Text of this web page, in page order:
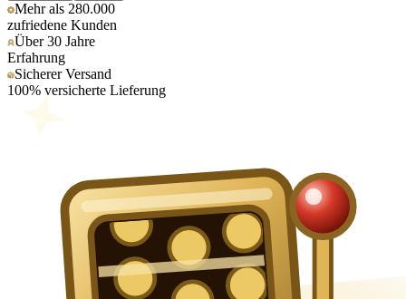
Mehr als 280.000
zufriedene Kunden
Über 30 Jahre
Erfahrung
Sicherer Versand
100% versicherte Lieferung